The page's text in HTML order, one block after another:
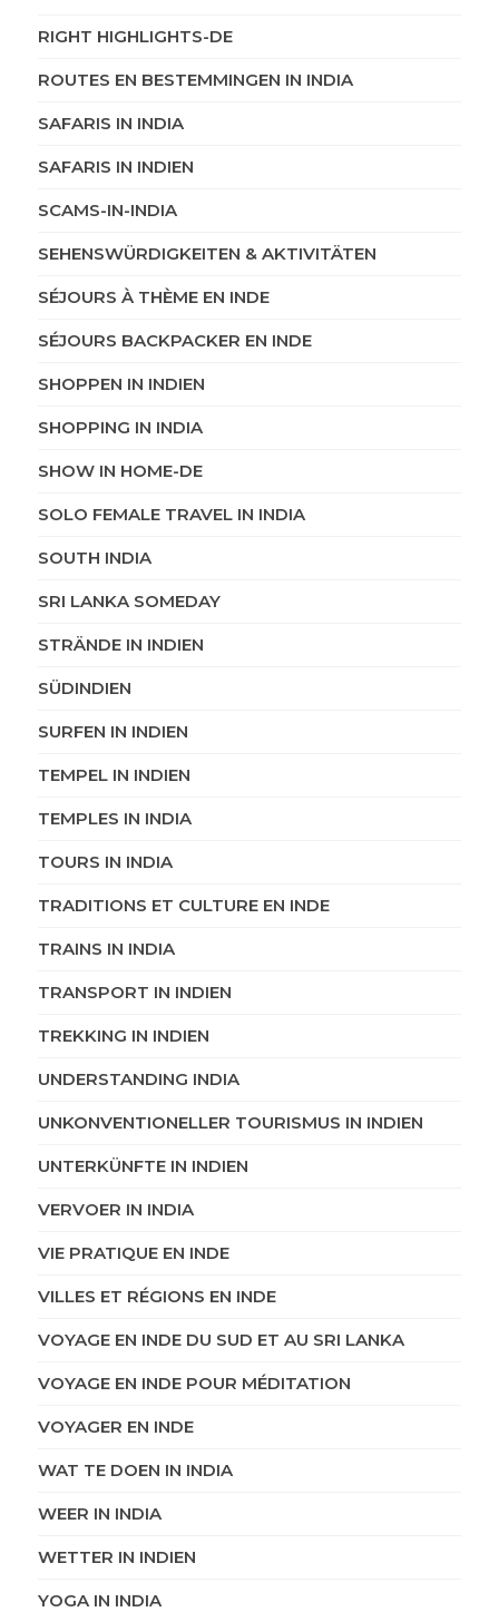
RIGHT HIGHLIGHTS-DE
ROUTES EN BESTEMMINGEN IN INDIA
SAFARIS IN INDIA
SAFARIS IN INDIEN
SCAMS-IN-INDIA
SEHENSWÜRDIGKEITEN & AKTIVITÄTEN
SÉJOURS À THÈME EN INDE
SÉJOURS BACKPACKER EN INDE
SHOPPEN IN INDIEN
SHOPPING IN INDIA
SHOW IN HOME-DE
SOLO FEMALE TRAVEL IN INDIA
SOUTH INDIA
SRI LANKA SOMEDAY
STRÄNDE IN INDIEN
SÜDINDIEN
SURFEN IN INDIEN
TEMPEL IN INDIEN
TEMPLES IN INDIA
TOURS IN INDIA
TRADITIONS ET CULTURE EN INDE
TRAINS IN INDIA
TRANSPORT IN INDIEN
TREKKING IN INDIEN
UNDERSTANDING INDIA
UNKONVENTIONELLER TOURISMUS IN INDIEN
UNTERKÜNFTE IN INDIEN
VERVOER IN INDIA
VIE PRATIQUE EN INDE
VILLES ET RÉGIONS EN INDE
VOYAGE EN INDE DU SUD ET AU SRI LANKA
VOYAGE EN INDE POUR MÉDITATION
VOYAGER EN INDE
WAT TE DOEN IN INDIA
WEER IN INDIA
WETTER IN INDIEN
YOGA IN INDIA